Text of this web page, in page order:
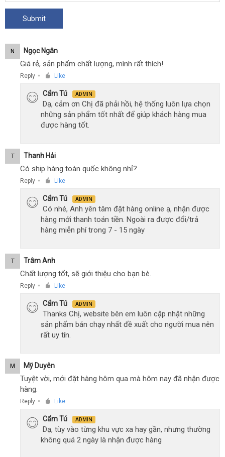
N Ngọc Ngân
Giá rẻ, sản phẩm chất lượng, mình rất thích!
Reply ● Like
Cẩm Tú ADMIN
Dạ, cảm ơn Chị đã phải hồi, hệ thống luôn lựa chọn
những sản phẩm tốt nhất để giúp khách hàng mua
được hàng tốt.
T Thanh Hải
Có ship hàng toàn quốc không nhỉ?
Reply ● Like
Cẩm Tú ADMIN
Có nhé, Anh yên tâm đặt hàng online ạ, nhận được
hàng mới thanh toán tiền. Ngoài ra được đổi/trả
hàng miễn phí trong 7 - 15 ngày
T Trâm Anh
Chất lượng tốt, sẽ giới thiệu cho bạn bè.
Reply ● Like
Cẩm Tú ADMIN
Thanks Chị, website bên em luôn cập nhật những
sản phẩm bán chạy nhất đề xuất cho người mua nên
rất uy tín.
M Mỹ Duyên
Tuyệt vời, mới đặt hàng hôm qua mà hôm nay đã nhận được
hàng.
Reply ● Like
Cẩm Tú ADMIN
Dạ, tùy vào từng khu vực xa hay gần, nhưng thường
không quá 2 ngày là nhận được hàng